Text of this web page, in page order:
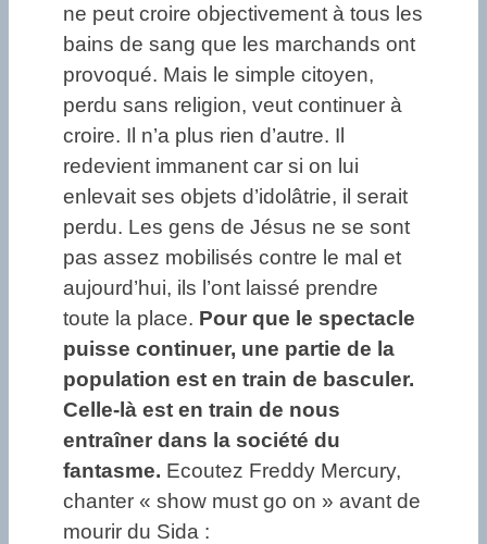
ne peut croire objectivement à tous les
bains de sang que les marchands ont
provoqué. Mais le simple citoyen,
perdu sans religion, veut continuer à
croire. Il n’a plus rien d’autre. Il
redevient immanent car si on lui
enlevait ses objets d’idolâtrie, il serait
perdu. Les gens de Jésus ne se sont
pas assez mobilisés contre le mal et
aujourd’hui, ils l’ont laissé prendre
toute la place. Pour que le spectacle
puisse continuer, une partie de la
population est en train de basculer.
Celle-là est en train de nous
entraîner dans la société du
fantasme. Ecoutez Freddy Mercury,
chanter « show must go on » avant de
mourir du Sida :